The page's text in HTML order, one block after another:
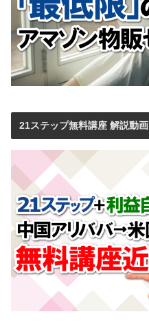
21ステップ無料講座 解説動画